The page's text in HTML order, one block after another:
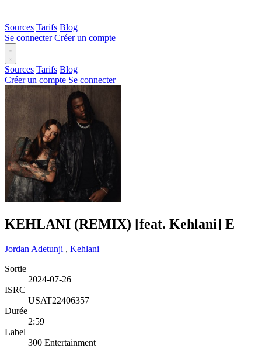
Sources Tarifs Blog
Se connecter Créer un compte
Sources Tarifs Blog
Créer un compte Se connecter
KEHLANI (REMIX) [feat. Kehlani] E
Jordan Adetunji , Kehlani
Sortie
2024-07-26
ISRC
USAT22406357
Durée
2:59
Label
300 Entertainment